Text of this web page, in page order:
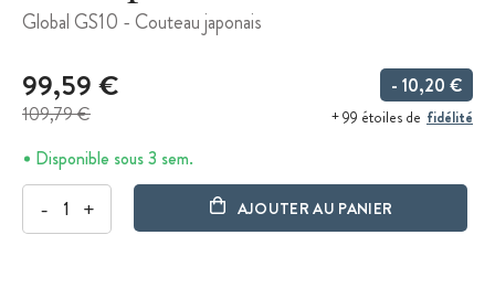
Global GS10 - Couteau japonais
99,59 €
109,79 €
- 10,20 €
+ 99 étoiles de fidélité
Disponible sous 3 sem.
- + AJOUTER AU PANIER